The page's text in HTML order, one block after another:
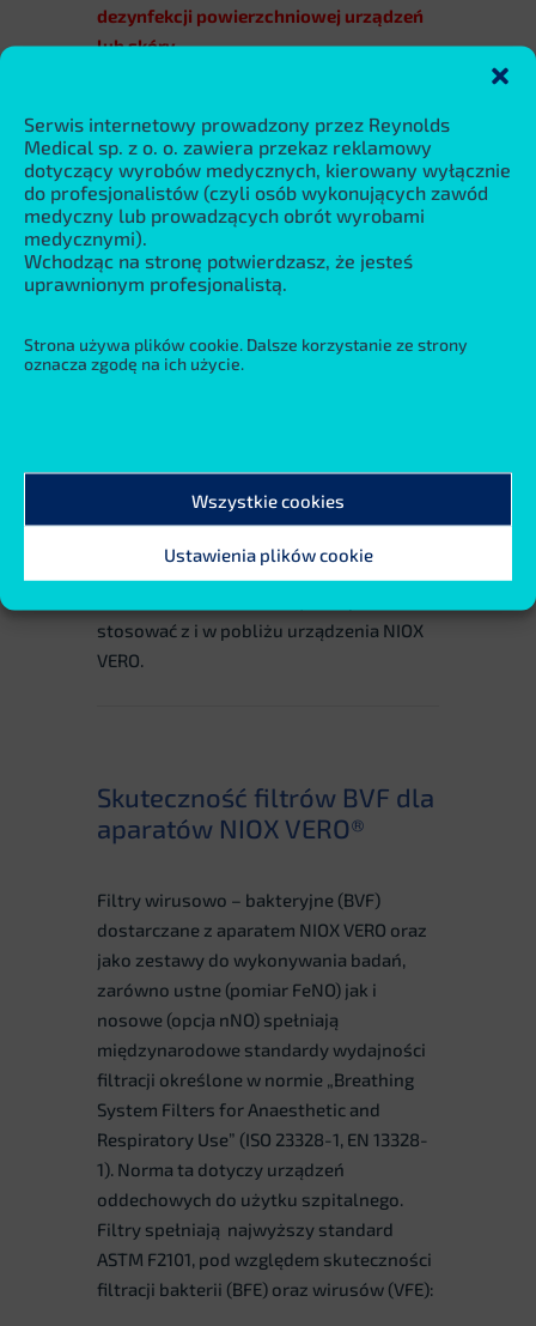
Serwis internetowy prowadzony przez Reynolds
Medical sp. z o. o. zawiera przekaz reklamowy
dotyczący wyrobów medycznych, kierowany wyłącznie
do profesjonalistów (czyli osób wykonujących zawód
medyczny lub prowadzących obrót wyrobami
medycznymi).
Wchodząc na stronę potwierdzasz, że jesteś
uprawnionym profesjonalistą.
Strona używa plików cookie. Dalsze korzystanie ze strony
oznacza zgodę na ich użycie.
Wszystkie cookies
Ustawienia plików cookie
dezynfekcji powierzchniowej urządzeń
lub skóry.
Używanie środków zawierających
alkohol w pobliżu urządzenia NIOX VERO
powoduje zwiększone zużycie układu
pochłaniania NO, co prowadzi do
uszkodzenia układu pochłaniacza lub
może skutkować błędnymi pomiarami
rozpuszczalników w pobliżu urządzenia.
sodu o stężeniu 0.5-0.65% lub chlorków
benzalkoniowych o stężeniach
skuteczny środek czyszczący przeciw
stosować z i w pobliżu urządzenia NIOX
VERO.
Skuteczność filtrów BVF dla
aparatów NIOX VERO®
Filtry wirusowo – bakteryjne (BVF)
dostarczane z aparatem NIOX VERO oraz
jako zestawy do wykonywania badań,
zarówno ustne (pomiar FeNO) jak i
nosowe (opcja nNO) spełniają
międzynarodowe standardy wydajności
filtracji określone w normie „Breathing
System Filters for Anaesthetic and
Respiratory Use” (ISO 23328-1, EN 13328-
1). Norma ta dotyczy urządzeń
oddechowych do użytku szpitalnego.
Filtry spełniają najwyższy standard
ASTM F2101, pod względem skuteczności
filtracji bakterii (BFE) oraz wirusów (VFE):